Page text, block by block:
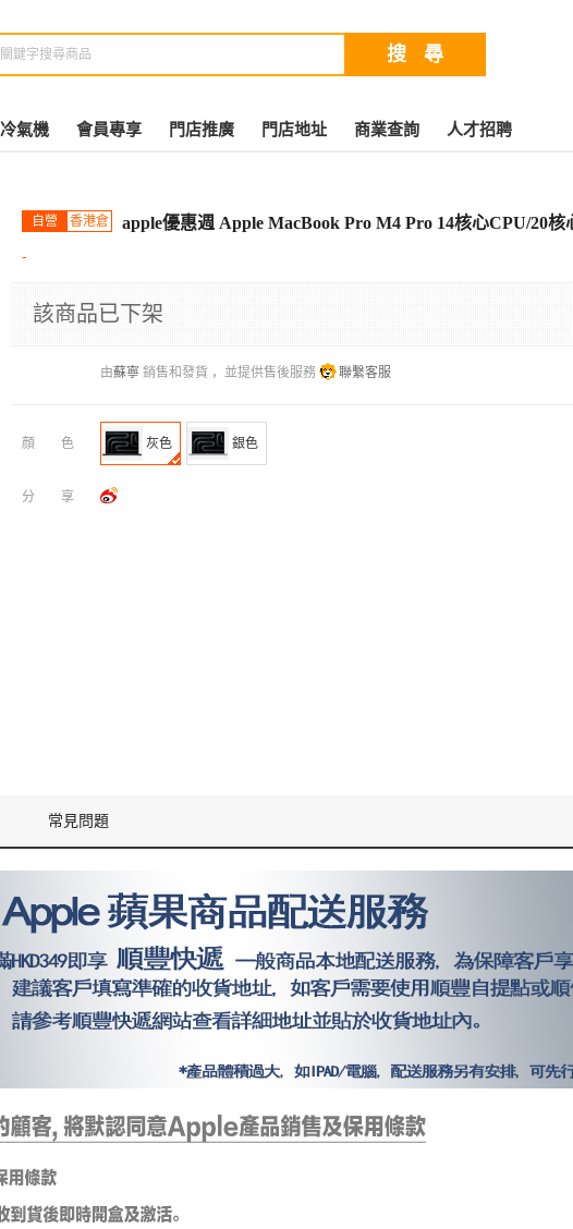
冷氣機 會員專享 門店推廣 門店地址 商業查詢 人才招聘
自營 香港倉 apple優惠週 Apple MacBook Pro M4 Pro 14核心CPU/20核
-
該商品已下架
由蘇寧 銷售和發貨 ，並提供售後服務 聯繫客服
顔色 灰色 銀色
分享
常見問題